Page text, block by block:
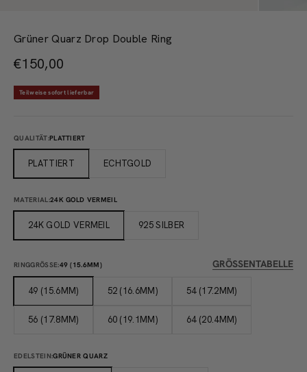
Grüner Quarz Drop Double Ring
Angebot
€150,00
Teilweise sofort lieferbar
QUALITÄT:PLATTIERT
PLATTIERT ECHTGOLD
MATERIAL:24K GOLD VERMEIL
24K GOLD VERMEIL 925 SILBER
RINGGRÖSSE: 49 (15.6MM) GRÖSSENTABELLE
49 (15.6MM) 52 (16.6MM) 54 (17.2MM)
56 (17.8MM) 60 (19.1MM) 64 (20.4MM)
EDELSTEIN:GRÜNER QUARZ